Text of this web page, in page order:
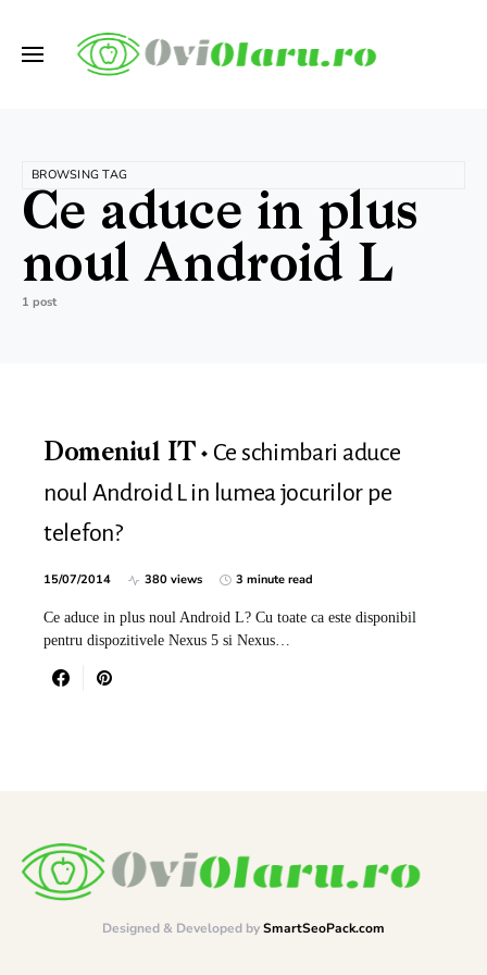
BROWSING TAG
Ce aduce in plus
noul Android L
1 post
Domeniul IT
Ce schimbari aduce
noul Android L in lumea jocurilor pe
telefon?
15/07/2014 380 views 3 minute read
Ce aduce in plus noul Android L? Cu toate ca este disponibil
pentru dispozitivele Nexus 5 si Nexus…
Designed & Developed bySmartSeoPack.com